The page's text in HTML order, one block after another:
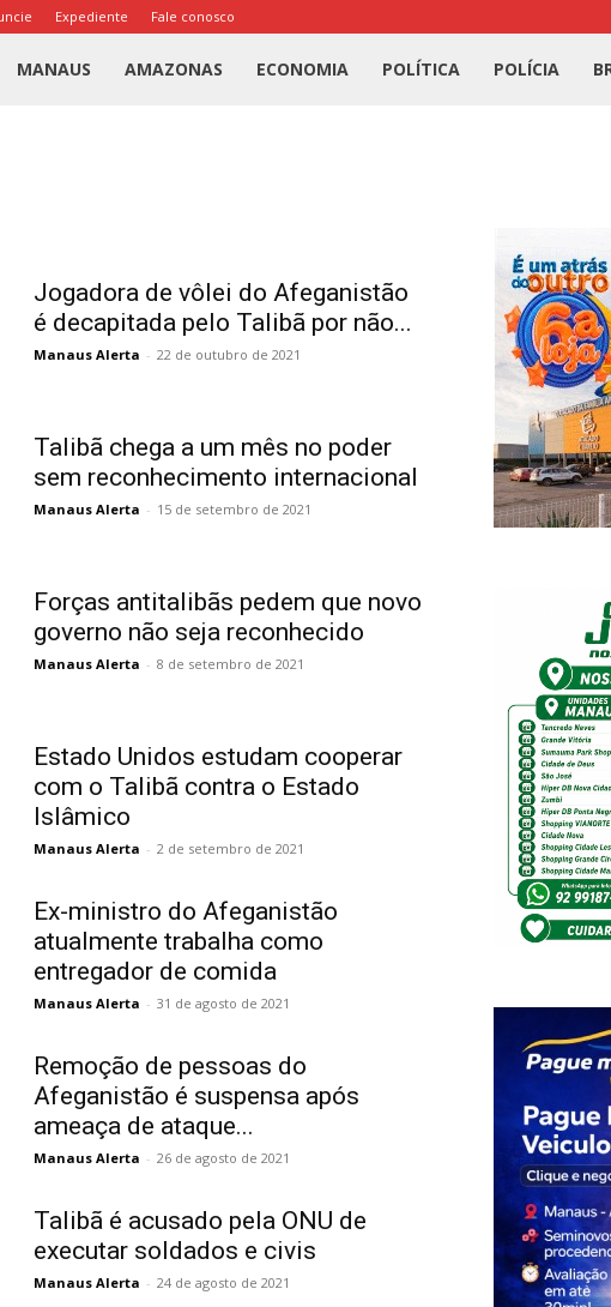
Expediente Fale conosco
MANAUS AMAZONAS ECONOMIA POLÍTICA POLÍCIA
Jogadora de vôlei do Afeganistão
é decapitada pelo Talibã por não...
Manaus Alerta - 22 de outubro de 2021
Talibã chega a um mês no poder
sem reconhecimento internacional
Manaus Alerta - 15 de setembro de 2021
Forças antitalibãs pedem que novo
governo não seja reconhecido
Manaus Alerta - 8 de setembro de 2021
Estado Unidos estudam cooperar
com o Talibã contra o Estado
Islâmico
Manaus Alerta - 2 de setembro de 2021
Ex-ministro do Afeganistão
atualmente trabalha como
entregador de comida
Manaus Alerta - 31 de agosto de 2021
Remoção de pessoas do
Afeganistão é suspensa após
ameaça de ataque...
Manaus Alerta - 26 de agosto de 2021
Talibã é acusado pela ONU de
executar soldados e civis
Manaus Alerta - 24 de agosto de 2021